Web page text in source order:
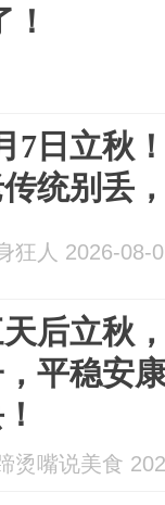
7日立秋
统别丢
狂人 2026-08-
后立秋
平稳安
烫嘴说美食